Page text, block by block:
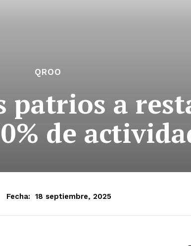
QROO
patrios a
de
Fecha: 18 septiembre, 2025